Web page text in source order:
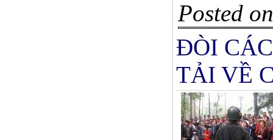
Posted
ĐÒI
TẢI VỀ